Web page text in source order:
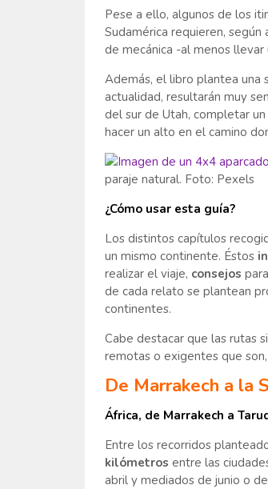
Pese a ello, algunos de los
Sudamérica requieren, según
de mecánica -al menos
Además, el libro plantea una
actualidad, resultarán muy
del sur de Utah, completar
hacer un alto en el camino
paraje natural. Foto: Pexels
¿Cómo usar esta guía?
Los distintos capítulos
un mismo continente. Éstos
realizar el viaje, consejos
de cada relato se plantean
continentes.
Cabe destacar que las rutas
remotas o exigentes que
De Marrakech a la
África, de Marrakech a
Entre los recorridos
kilómetros entre las
abril y mediados de junio o